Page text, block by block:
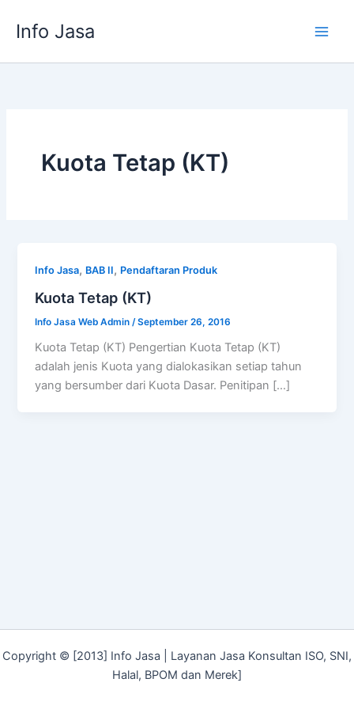
Info Jasa
Kuota Tetap (KT)
Info Jasa, BAB II, Pendaftaran Produk
Kuota Tetap (KT)
Info Jasa Web Admin /September 26, 2016
Kuota Tetap (KT) Pengertian Kuota Tetap (KT)
adalah jenis Kuota yang dialokasikan setiap tahun
yang bersumber dari Kuota Dasar. Penitipan […]
Copyright © [2013] Info Jasa | Layanan Jasa Konsultan ISO, SNI,
Halal, BPOM dan Merek]